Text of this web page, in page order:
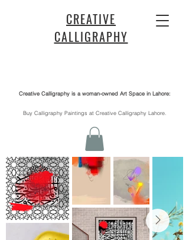
CREATIVE
CALLIGRAPHY
Creative Calligraphy is a woman-owned Art Space in Lahore:
​Buy Calligraphy Paintings at Creative Calligraphy Lahore.